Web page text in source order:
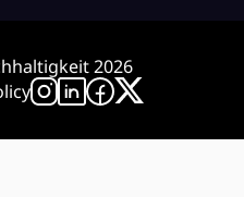
2026